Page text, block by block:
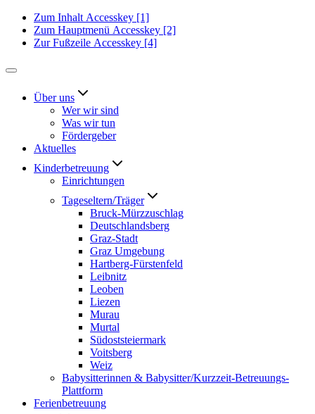
Zum Inhalt Accesskey [1]
Zum Hauptmenü Accesskey [2]
Zur Fußzeile Accesskey [4]
Über uns
Wer wir sind
Was wir tun
Fördergeber
Aktuelles
Kinderbetreuung
Einrichtungen
Tageseltern/Träger
Bruck-Mürzzuschlag
Deutschlandsberg
Graz-Stadt
Graz Umgebung
Hartberg-Fürstenfeld
Leibnitz
Leoben
Liezen
Murau
Murtal
Südoststeiermark
Voitsberg
Weiz
Babysitterinnen & Babysitter/Kurzzeit-Betreuungs-
Plattform
Ferienbetreuung